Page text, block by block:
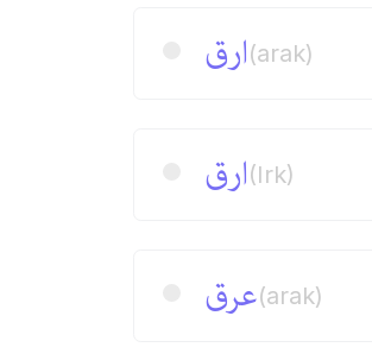
ارق(arak)
ارق(Irk)
عرق(arak)